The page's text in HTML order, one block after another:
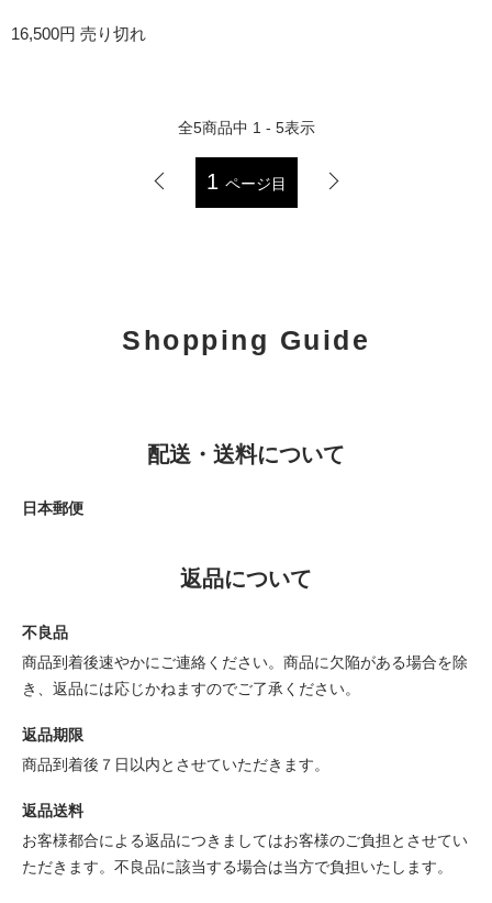
16,500円 売り切れ
全5商品中 1 - 5表示
1 ページ目
Shopping Guide
配送・送料について
日本郵便
返品について
不良品
商品到着後速やかにご連絡ください。商品に欠陥がある場合を除
き、返品には応じかねますのでご了承ください。
返品期限
商品到着後７日以内とさせていただきます。
返品送料
お客様都合による返品につきましてはお客様のご負担とさせてい
ただきます。不良品に該当する場合は当方で負担いたします。